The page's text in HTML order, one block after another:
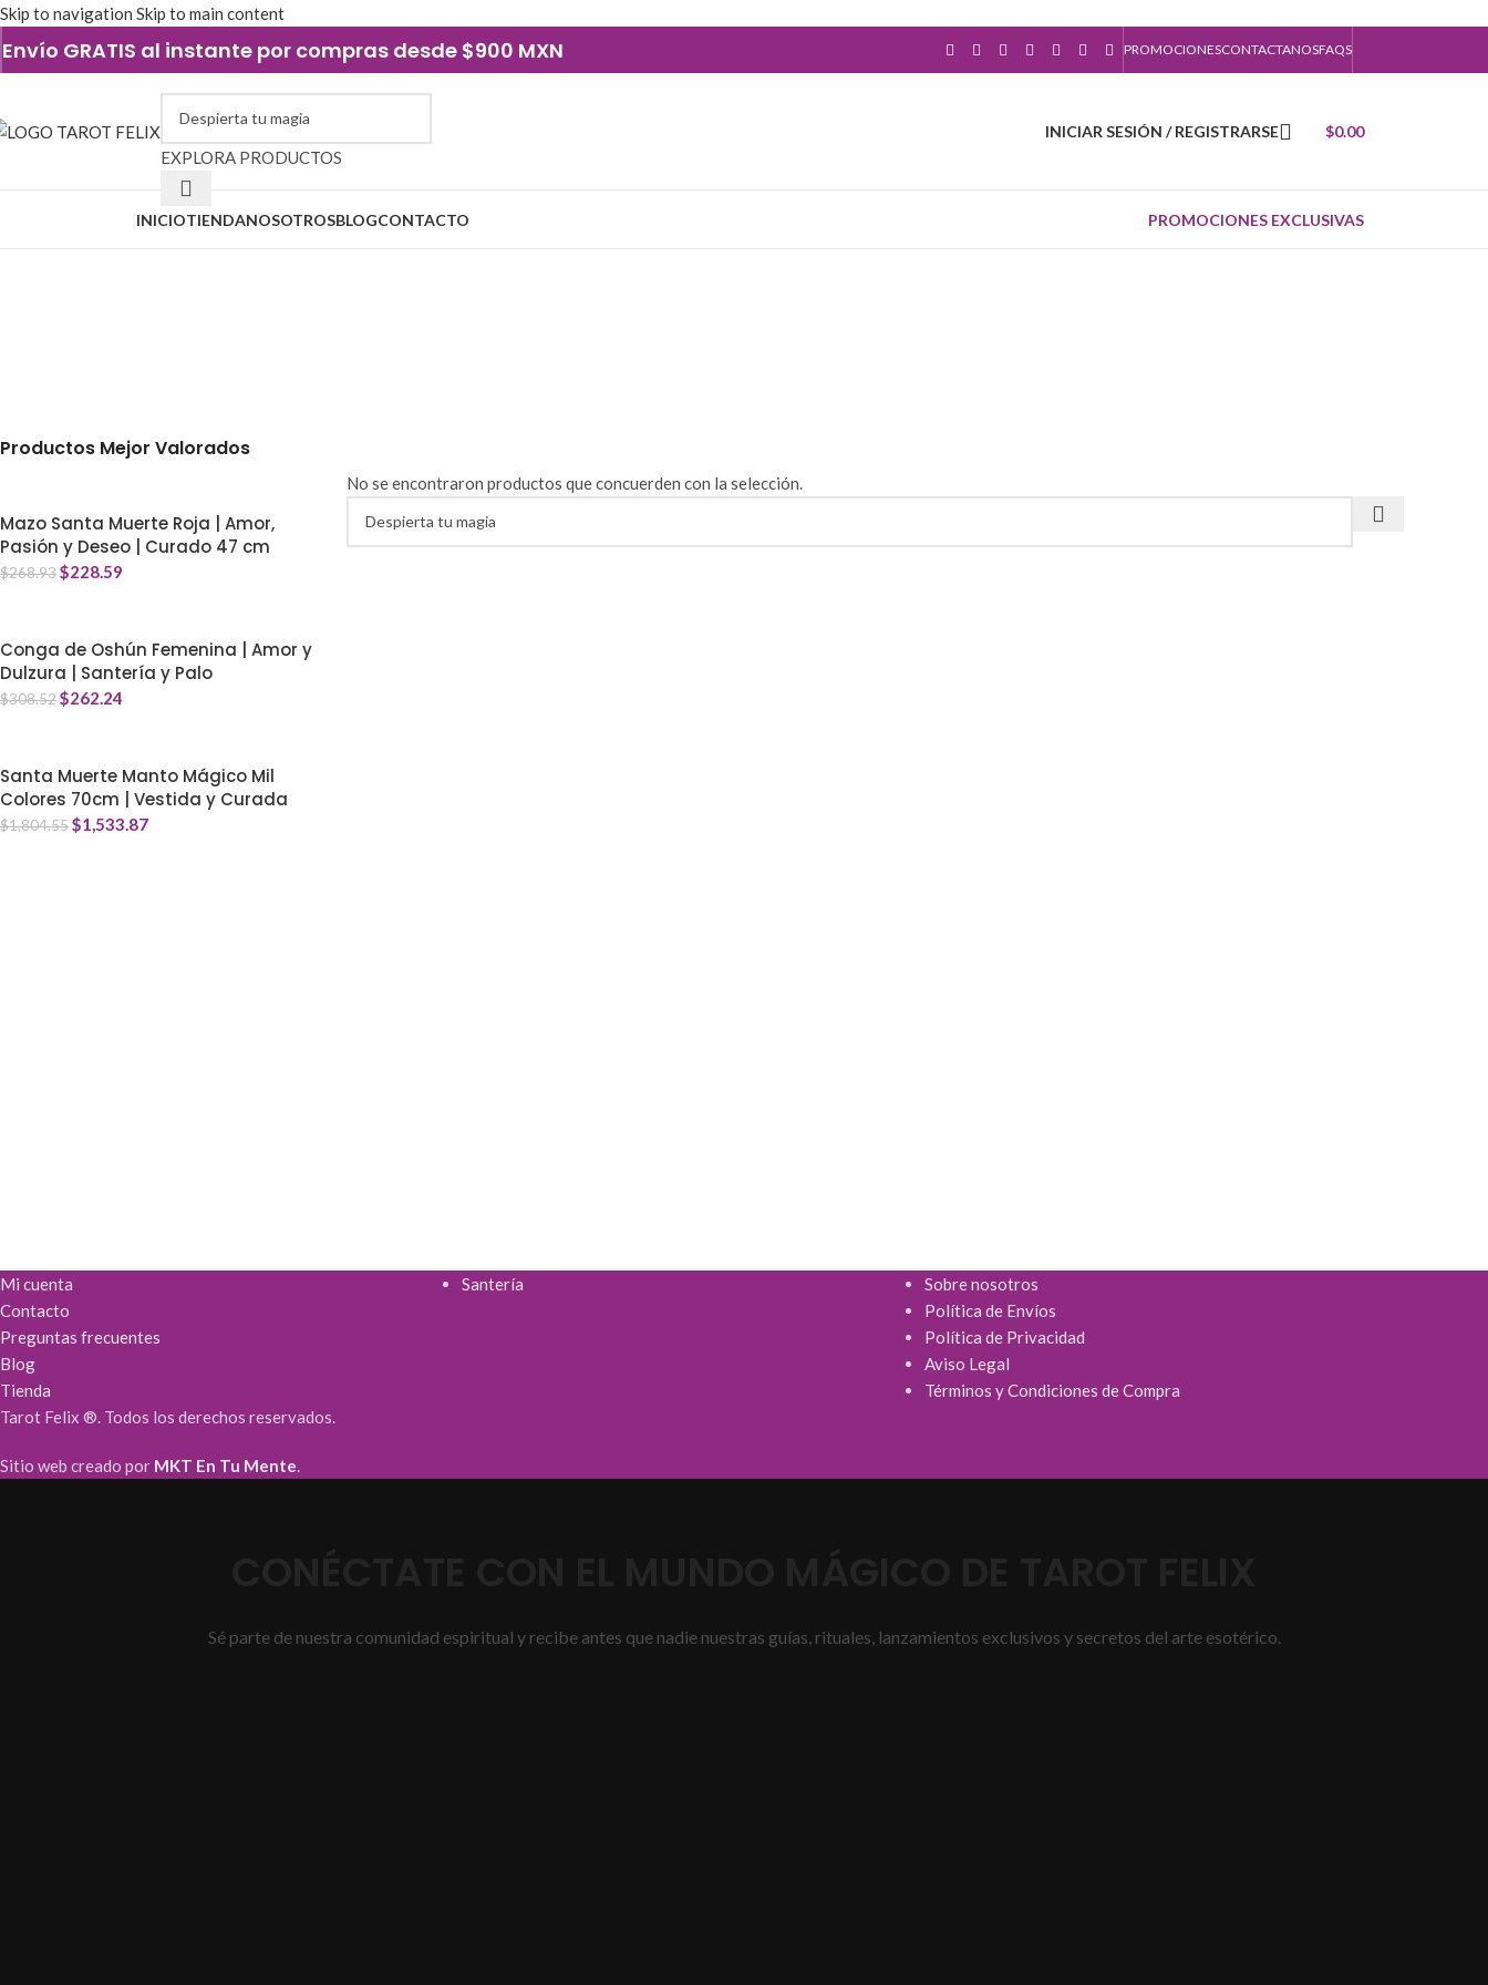
Skip to navigation Skip to main content
Envío GRATIS al instante por compras desde $900 MXN PROMOCIONESCONTACTANOSFAQS
EXPLORA PRODUCTOS
INICIAR SESIÓN / REGISTRARSE $0.00
INICIOTIENDANOSOTROSBLOGCONTACTO PROMOCIONES EXCLUSIVAS
Productos Mejor Valorados
Mazo Santa Muerte Roja | Amor,
Pasión y Deseo | Curado 47 cm
$268.93$228.59
Conga de Oshún Femenina | Amor y
Dulzura | Santería y Palo
$308.52$262.24
Santa Muerte Manto Mágico Mil
Colores 70cm | Vestida y Curada
$1,804.55$1,533.87
No se encontraron productos que concuerden con la selección.
Mi cuenta
Contacto
Preguntas frecuentes
Blog
Tienda
Santería
Sobre nosotros
Política de Envíos
Política de Privacidad
Aviso Legal
Términos y Condiciones de Compra
Tarot Felix ®. Todos los derechos reservados.
Sitio web creado por MKT En Tu Mente
Sé parte de nuestra comunidad espiritual y recibe antes que nadie nuestras guías, rituales, lanzamientos exclusivos y secretos del arte esotérico.